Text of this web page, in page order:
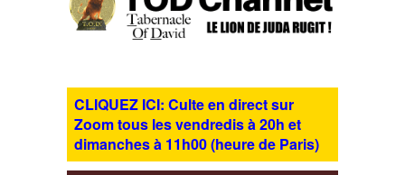
CLIQUEZ ICI: Culte en direct sur
Zoom tous les vendredis à 20h et
dimanches à 11h00 (heure de Paris)